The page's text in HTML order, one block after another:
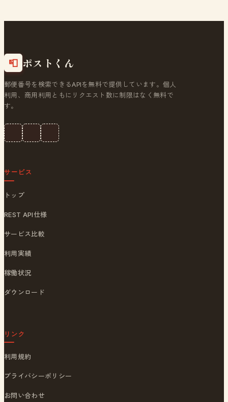
📮 ポストくん
郵便番号を検索できるAPIを無料で提供しています。個人
利用、商用利用ともにリクエスト数に制限はなく無料で
す。
サービス
トップ
REST API仕様
サービス比較
利用実績
稼働状況
ダウンロード
リンク
利用規約
プライバシーポリシー
お問い合わせ